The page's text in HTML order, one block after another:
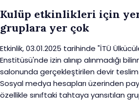
Kulüp etkinlikleri için
gruplara yer çok
Etkinlik, 03.01.2025 tarihinde "İTÜ
Enstitüsü'nde izin alınıp alınmadığı
salonunda gerçekleştirilen devir
Sosyal medya hesapları üzerinden
özellikle sınıftaki tahtaya yansıtılan